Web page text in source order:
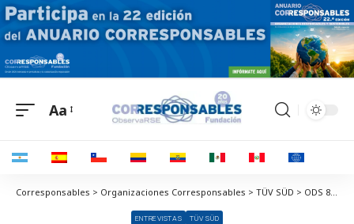
Aa
Corresponsables > Organizaciones Corresponsables > TÜV SÜD > ODS 8: “La RSC de Merlin Properties se asienta sobre tres pilares: sostenibilidad, acción social y gobierno corporativo”
ENTREVISTAS TÜV SÜD